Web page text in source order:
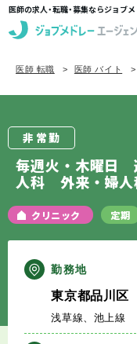
医師の求人・転職・募集ならジョブ
求人を探す
定期非常勤の求人
エージェントサービ
サービスの流れ
医師 転職 医師 バイト
非常勤
毎週火・木曜
人科 外来・婦人
クリニック 定期
勤務地
東京都品川区
浅草線、池上線